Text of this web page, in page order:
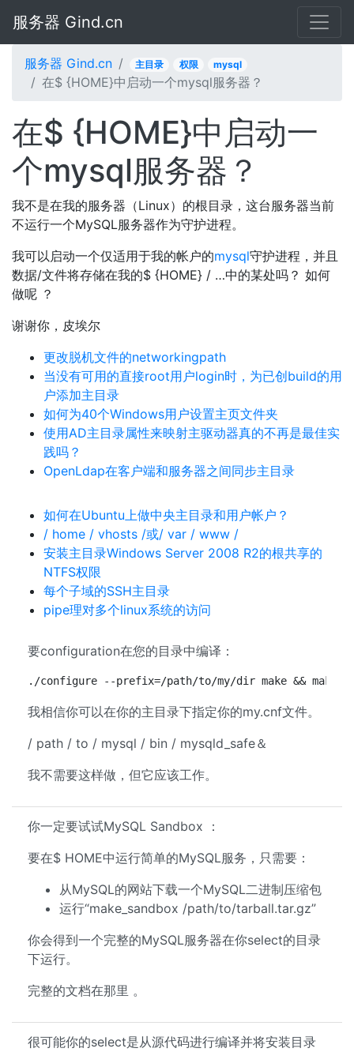
服务器 Gind.cn
服务器 Gind.cn 主目录 权限 mysql
在$ {HOME}中启动一个mysql服务器？
在$ {HOME}中启动一
个mysql服务器？
我不是在我的服务器（Linux）的根目录，这台服务器当前
不运行一个MySQL服务器作为守护进程。
我可以启动一个仅适用于我的帐户的mysql守护进程，并且
数据/文件将存储在我的$ {HOME} / …中的某处吗？ 如何
做呢 ？
谢谢你，皮埃尔
更改脱机文件的networkingpath
当没有可用的直接root用户login时，为已创build的用
户添加主目录
如何为40个Windows用户设置主页文件夹
使用AD主目录属性来映射主驱动器真的不再是最佳实
践吗？
OpenLdap在客户端和服务器之间同步主目录
如何在Ubuntu上做中央主目录和用户帐户？
/ home / vhosts /或/ var / www /
安装主目录Windows Server 2008 R2的根共享的
NTFS权限
每个子域的SSH主目录
pipe理对多个linux系统的访问
要configuration在您的目录中编译：
./configure --prefix=/path/to/my/dir make && make
我相信你可以在你的主目录下指定你的my.cnf文件。
/ path / to / mysql / bin / mysqld_safe＆
我不需要这样做，但它应该工作。
你一定要试试MySQL Sandbox ：
要在$ HOME中运行简单的MySQL服务，只需要：
从MySQL的网站下载一个MySQL二进制压缩包
运行“make_sandbox /path/to/tarball.tar.gz”
你会得到一个完整的MySQL服务器在你select的目录
下运行。
完整的文档在那里 。
很可能你的select是从源代码进行编译并将安装目录